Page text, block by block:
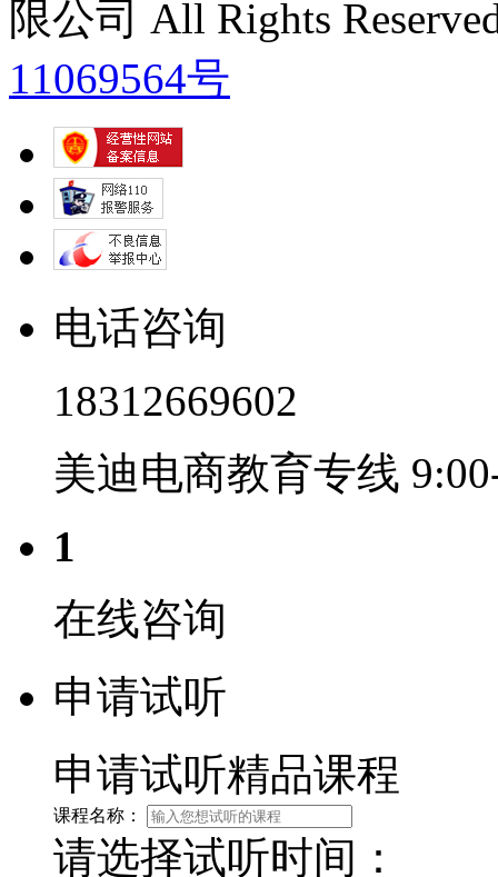
限公司 All Rights
11069564号
电话咨询
18312669602
美迪电商教育专线
1
在线咨询
申请试听
申请试听精品课程
课程名称：
请选择试听时间：